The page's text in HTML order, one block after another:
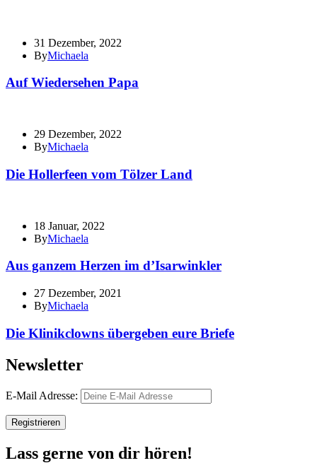
31 Dezember, 2022
ByMichaela
Auf Wiedersehen Papa
29 Dezember, 2022
ByMichaela
Die Hollerfeen vom Tölzer Land
18 Januar, 2022
ByMichaela
Aus ganzem Herzen im d’Isarwinkler
27 Dezember, 2021
ByMichaela
Die Klinikclowns übergeben eure Briefe
Newsletter
E-Mail Adresse:
Lass gerne von dir hören!